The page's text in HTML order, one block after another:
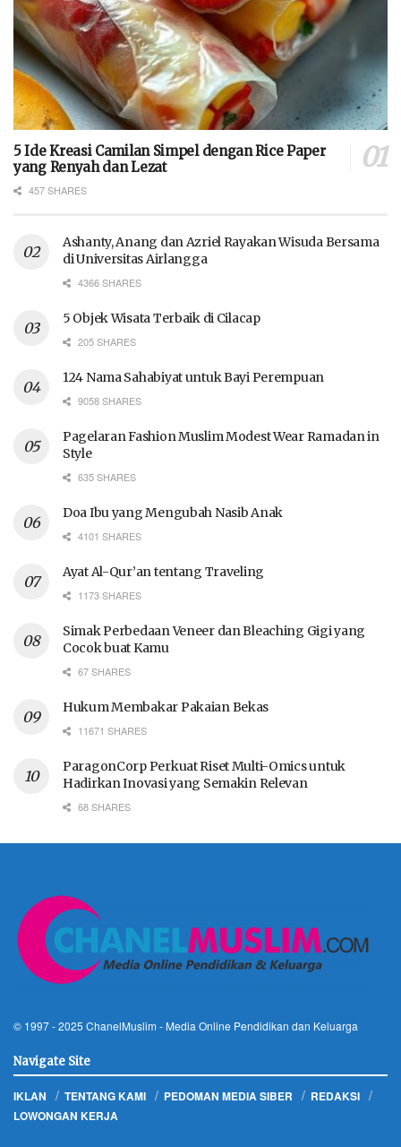
5 Ide Kreasi Camilan Simpel dengan Rice Paper
yang Renyah dan Lezat
457 SHARES
Ashanty, Anang dan Azriel Rayakan Wisuda Bersama
di Universitas Airlangga
4366 SHARES
5 Objek Wisata Terbaik di Cilacap
205 SHARES
124 Nama Sahabiyat untuk Bayi Perempuan
9058 SHARES
Pagelaran Fashion Muslim Modest Wear Ramadan in
Style
635 SHARES
Doa Ibu yang Mengubah Nasib Anak
4101 SHARES
Ayat Al-Qur’an tentang Traveling
1173 SHARES
Simak Perbedaan Veneer dan Bleaching Gigi yang
Cocok buat Kamu
67 SHARES
Hukum Membakar Pakaian Bekas
11671 SHARES
ParagonCorp Perkuat Riset Multi-Omics untuk
Hadirkan Inovasi yang Semakin Relevan
68 SHARES
© 1997 - 2025 ChanelMuslim - Media Online Pendidikan dan Keluarga
Navigate Site
IKLAN TENTANG KAMI PEDOMAN MEDIA SIBER
REDAKSI
LOWONGAN KERJA